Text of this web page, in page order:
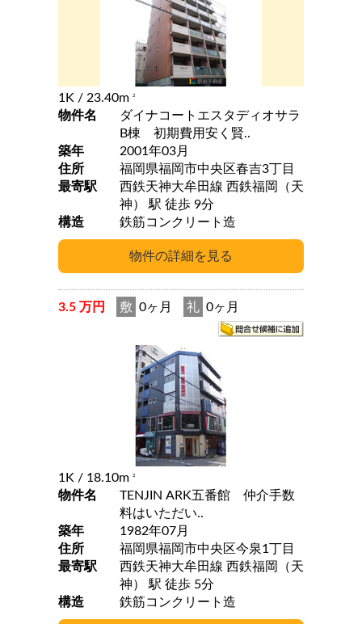
1K / 23.40m 2
物件名
ダイナコートエスタディオサラ
B棟 初期費用安く賢..
築年
2001年03月
住所
福岡県福岡市中央区春吉3丁目
最寄駅
西鉄天神大牟田線 西鉄福岡（天
神） 駅 徒歩 9分
構造
鉄筋コンクリート造
3.5 万円 敷 0ヶ月 礼 0ヶ月
1K / 18.10m 2
物件名
TENJIN ARK五番館 仲介手数
料はいただい..
築年
1982年07月
住所
福岡県福岡市中央区今泉1丁目
最寄駅
西鉄天神大牟田線 西鉄福岡（天
神） 駅 徒歩 5分
構造
鉄筋コンクリート造